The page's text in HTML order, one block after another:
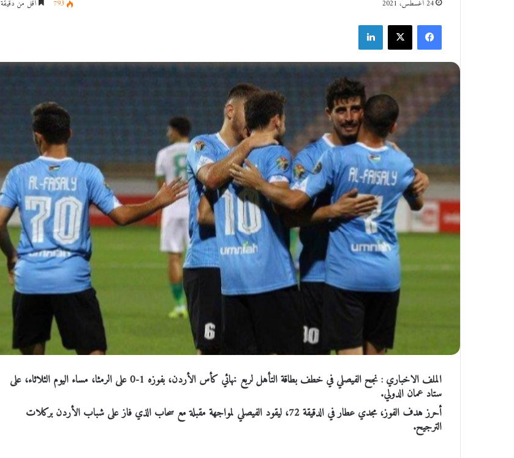
24 أغسطس، 2021 793 أقل من دقيقة
فيسبوك
الملف الاخباري : نجح الفيصلي في خطف بطاقة التأهل لربع نهائي كأس الأردن، بفوزه 1-0 على الرمثا، مساء اليوم الثلاثاء، على
ستاد عمان الدولي.
أحرز هدف الفوز، مجدي عطار في الدقيقة 72، ليقود الفيصلي لمواجهة مقبلة مع سحاب الذي فاز على شباب الأردن بركلات
الترجيح.